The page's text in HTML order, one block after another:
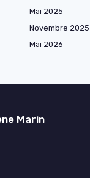
Mai 2025
Novembre 2025
Mai 2026
Marin